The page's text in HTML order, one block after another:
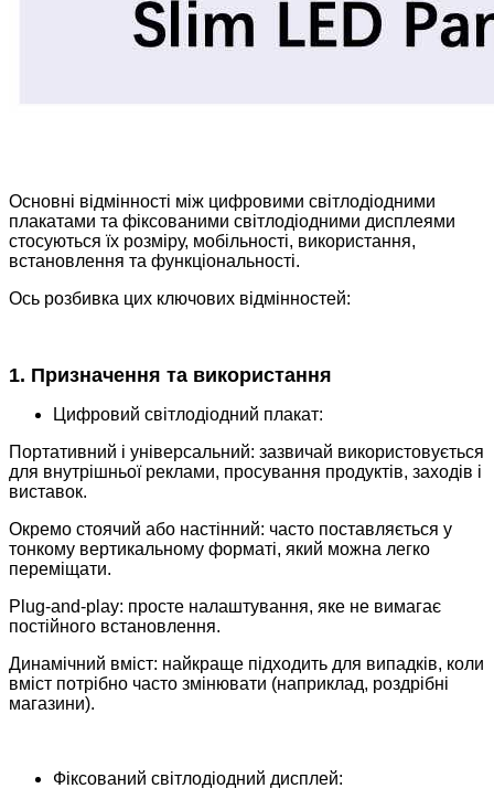
Основні відмінності між цифровими світлодіодними
плакатами та фіксованими світлодіодними дисплеями
стосуються їх розміру, мобільності, використання,
встановлення та функціональності.
Ось розбивка цих ключових відмінностей:
1. Призначення та використання
Цифровий світлодіодний плакат:
Портативний і універсальний: зазвичай використовується
для внутрішньої реклами, просування продуктів, заходів і
виставок.
Окремо стоячий або настінний: часто поставляється у
тонкому вертикальному форматі, який можна легко
переміщати.
Plug-and-play: просте налаштування, яке не вимагає
постійного встановлення.
Динамічний вміст: найкраще підходить для випадків, коли
вміст потрібно часто змінювати (наприклад, роздрібні
магазини).
Фіксований світлодіодний дисплей: